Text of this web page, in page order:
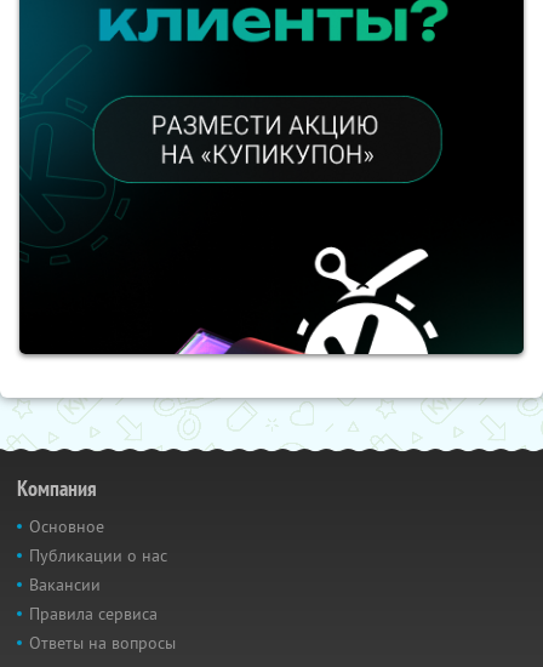
Компания
Основное
Публикации о нас
Вакансии
Правила сервиса
Ответы на вопросы